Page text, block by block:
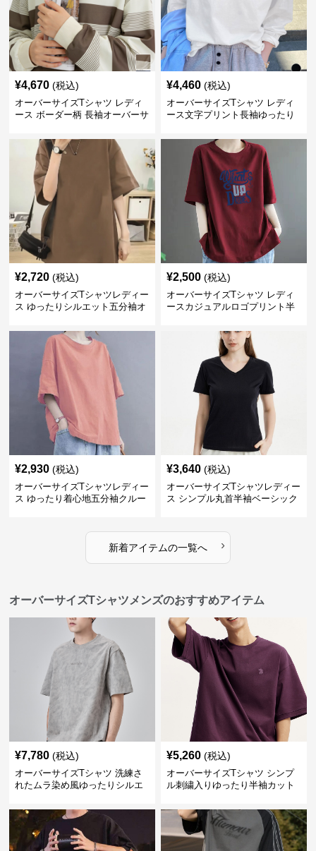
¥4,670 (税込)
オーバーサイズTシャツ レディ
ース ボーダー柄 長袖オーバーサ
¥4,460 (税込)
オーバーサイズTシャツ レディ
ース文字プリント長袖ゆったり
¥2,720 (税込)
オーバーサイズTシャツレディー
ス ゆったりシルエット五分袖オ
¥2,500 (税込)
オーバーサイズTシャツ レディ
ースカジュアルロゴプリント半
¥2,930 (税込)
オーバーサイズTシャツレディー
ス ゆったり着心地五分袖クルー
¥3,640 (税込)
オーバーサイズTシャツレディー
ス シンプル丸首半袖ベーシック
新着アイテムの一覧へ ›
オーバーサイズTシャツメンズのおすすめアイテム
¥7,780 (税込)
オーバーサイズTシャツ 洗練さ
れたムラ染め風ゆったりシルエ
¥5,260 (税込)
オーバーサイズTシャツ シンプ
ル刺繍入りゆったり半袖カット